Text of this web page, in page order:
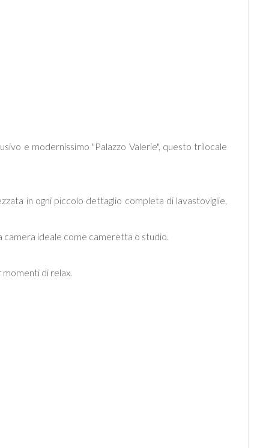
e modernissimo "Palazzo Valerie", questo trilocale
in ogni piccolo dettaglio completa di lavastoviglie,
ideale come cameretta o studio.
di relax.